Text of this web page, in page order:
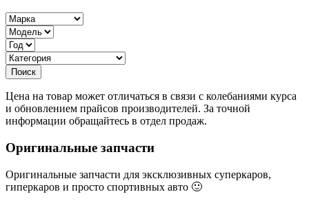
Цена на товар может отличаться в связи с колебаниями курса
и обновлением прайсов производителей. За точной
информации обращайтесь в отдел продаж.
Оригинальные запчасти
Оригинальные запчасти для эксклюзивных суперкаров,
гиперкаров и просто спортивных авто 🙂